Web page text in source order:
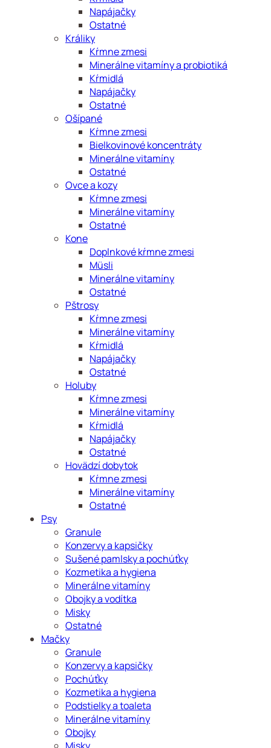
Napájačky
Ostatné
Králiky
Kŕmne zmesi
Minerálne vitamíny a probiotiká
Kŕmidlá
Napájačky
Ostatné
Ošípané
Kŕmne zmesi
Bielkovinové koncentráty
Minerálne vitamíny
Ostatné
Ovce a kozy
Kŕmne zmesi
Minerálne vitamíny
Ostatné
Kone
Doplnkové kŕmne zmesi
Müsli
Minerálne vitamíny
Ostatné
Pštrosy
Kŕmne zmesi
Minerálne vitamíny
Kŕmidlá
Napájačky
Ostatné
Holuby
Kŕmne zmesi
Minerálne vitamíny
Kŕmidlá
Napájačky
Ostatné
Hovädzí dobytok
Kŕmne zmesi
Minerálne vitamíny
Ostatné
Psy
Granule
Konzervy a kapsičky
Sušené pamlsky a pochúťky
Kozmetika a hygiena
Minerálne vitamíny
Obojky a vodítka
Misky
Ostatné
Mačky
Granule
Konzervy a kapsičky
Pochúťky
Kozmetika a hygiena
Podstielky a toaleta
Minerálne vitamíny
Obojky